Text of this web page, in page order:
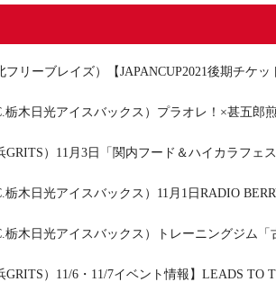
フリーブレイズ）【JAPANCUP2021後期チケ
栃木日光アイスバックス）プラオレ！×甚五
GRITS）11月3日「関内フード＆ハイカラフ
栃木日光アイスバックス）11月1日RADIO
栃木日光アイスバックス）トレーニングジム
GRITS）11/6・11/7イベント情報】LEADS